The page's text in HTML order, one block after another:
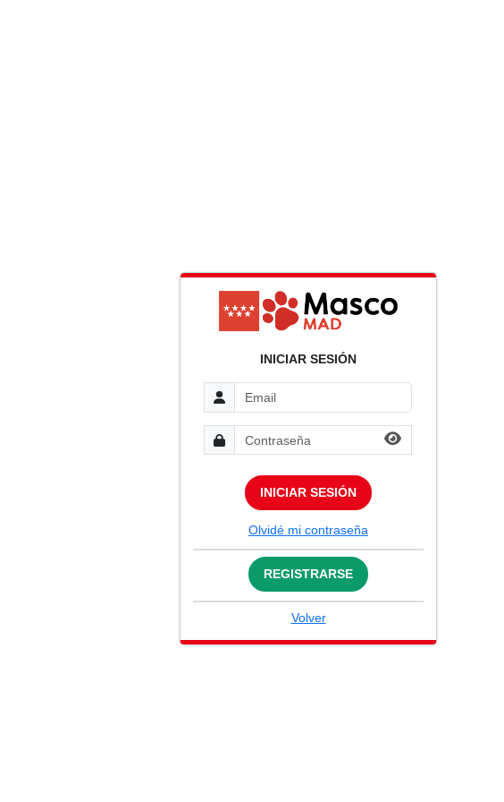
INICIAR SESIÓN
INICIAR SESIÓN
Olvidé mi contraseña
REGISTRARSE
Volver